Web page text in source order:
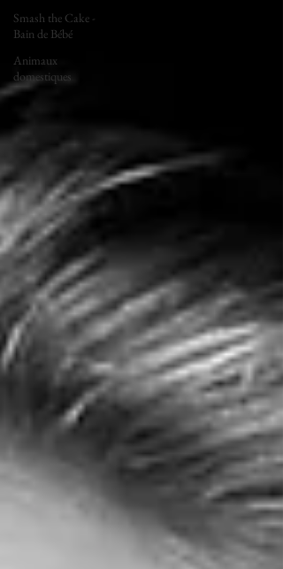
Smash the Cake -
Bain de Bébé
Animaux
domestiques